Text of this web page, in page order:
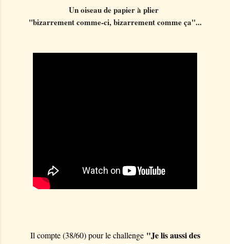
Un oiseau de papier à plier
"bizarrement comme-ci, bizarrement comme ça"...
Il compte (38/60) pour le challenge"Je lis aussi des